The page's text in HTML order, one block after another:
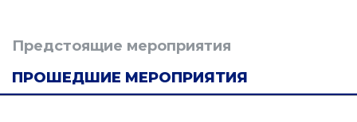
Предстоящие мероприятия
ПРОШЕДШИЕ МЕРОПРИЯТИЯ